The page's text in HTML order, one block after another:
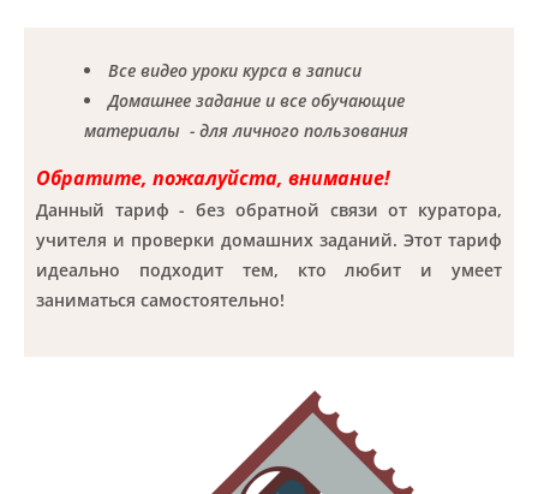
Все видео уроки курса в записи
Домашнее задание и все обучающие
материалы - для личного пользования
Обратите, пожалуйста, внимание!
Данный тариф - без обратной связи от куратора,
учителя и проверки домашних заданий. Этот тариф
идеально подходит тем, кто любит и умеет
заниматься самостоятельно!